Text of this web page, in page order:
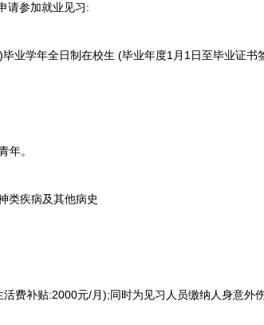
参加就业见习:
学年全日制在校生 (毕业年度1月1日至毕业证书
。
疾病及其他病史
补贴:2000元/月);同时为见习人员缴纳人身意外伤